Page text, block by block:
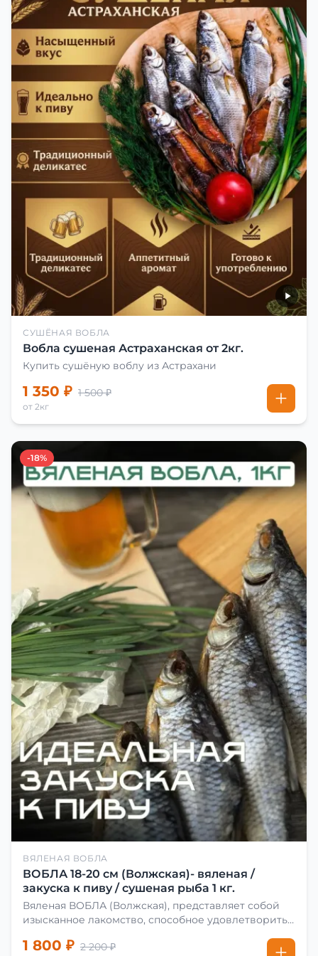
СУШЁНАЯ ВОБЛА
Вобла сушеная Астраханская от 2кг.
Купить сушёную воблу из Астрахани
1 350 ₽ 1 500 ₽
от 2кг
-18%
ВЯЛЕНАЯ ВОБЛА
ВОБЛА 18-20 см (Волжская)- вяленая /
закуска к пиву / сушеная рыба 1 кг.
Вяленая ВОБЛА (Волжская), представляет собой
изысканное лакомство, способное удовлетворить
сделать вяленую воблу, её сначала хорошо солят.
1 800 ₽ 2 200 ₽